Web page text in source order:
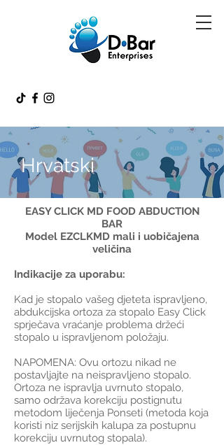
Hrvatski
EASY CLICK MD FOOD ABDUCTION
BAR
Model EZCLKMD mali i uobičajena
veličina
Indikacije za uporabu:
Kad je stopalo vašeg djeteta ispravljeno,
abdukcijska ortoza za stopalo Easy Click
sprječava vraćanje problema držeći
stopalo u ispravljenom položaju.
NAPOMENA: Ovu ortozu nikad ne
postavljajte na neispravljeno stopalo.
Ortoza ne ispravlja uvrnuto stopalo,
samo održava korekciju postignutu
metodom liječenja Ponseti (metoda koja
koristi niz serijskih kalupa za postupnu
korekciju uvrnutog stopala).